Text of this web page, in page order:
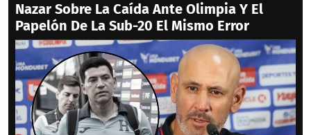
Nazar Sobre La Caída Ante Olimpia Y El
Papelón De La Sub-20 El Mismo Error